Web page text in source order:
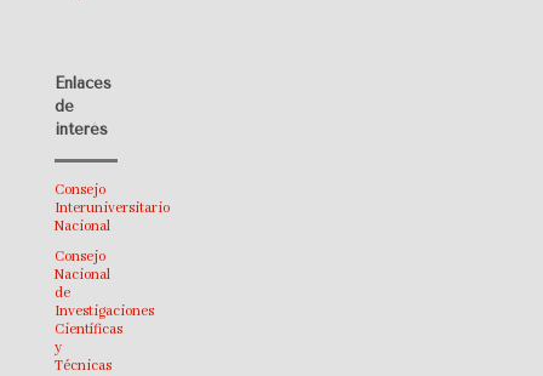
Enlaces
de
interés
Consejo
Interuniversitario
Nacional
Consejo
Nacional
de
Investigaciones
Científicas
y
Técnicas